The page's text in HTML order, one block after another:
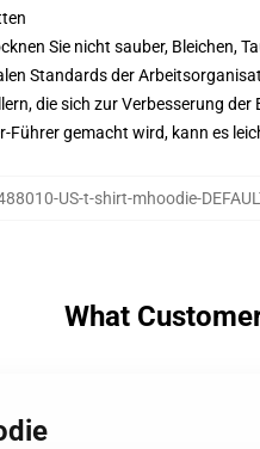
Sie nicht sauber, Bleichen,
Standards der
die sich zur Verbesserung
Führer gemacht wird, kann es
US-t-shirt-mhoodie-
What